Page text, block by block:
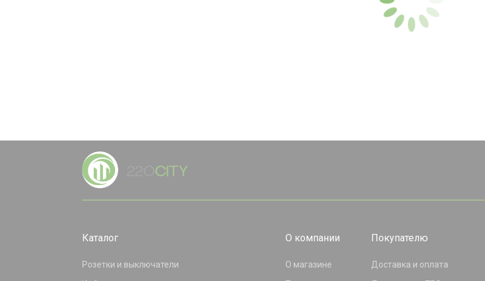
Каталог
Розетки и выключатели
О компании
О магазине
Покупателю
Доставка и оплата